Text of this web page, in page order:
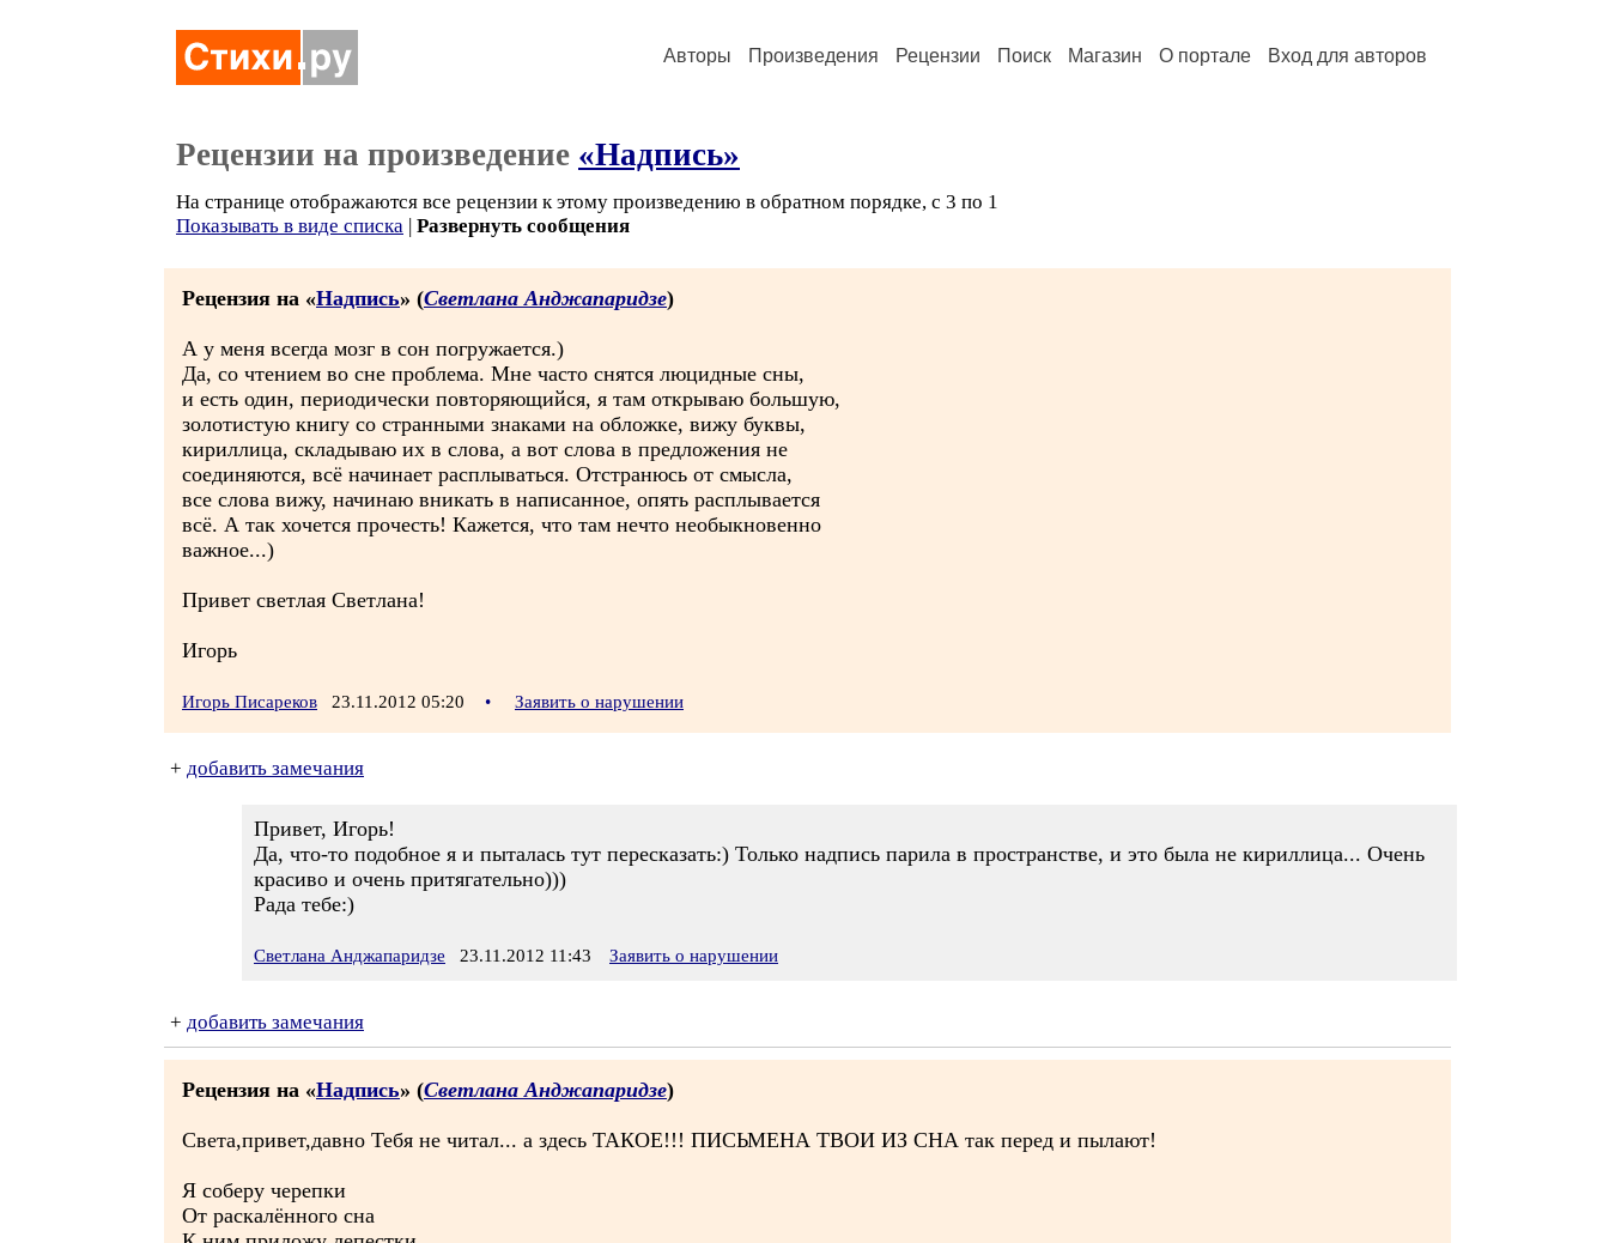
Авторы Произведения Рецензии Поиск Магазин О портале Вход для авторов
Рецензии на произведение «Надпись»
На странице отображаются все рецензии к этому произведению в обратном порядке, с 3 по 1
Показывать в виде списка | Развернуть сообщения
Рецензия на «Надпись» (Светлана Анджапаридзе)
А у меня всегда мозг в сон погружается.)
Да, со чтением во сне проблема. Мне часто снятся люцидные сны,
и есть один, периодически повторяющийся, я там открываю большую,
золотистую книгу со странными знаками на обложке, вижу буквы,
кириллица, складываю их в слова, а вот слова в предложения не
соединяются, всё начинает расплываться. Отстранюсь от смысла,
все слова вижу, начинаю вникать в написанное, опять расплывается
всё. А так хочется прочесть! Кажется, что там нечто необыкновенно
важное...)
Привет светлая Светлана!
Игорь
Игорь Писареков 23.11.2012 05:20 • Заявить о нарушении
+ добавить замечания
Привет, Игорь!
Да, что-то подобное я и пыталась тут пересказать:) Только надпись парила в пространстве, и это была не кириллица... Очень
красиво и очень притягательно)))
Рада тебе:)
Светлана Анджапаридзе 23.11.2012 11:43 Заявить о нарушении
+ добавить замечания
Рецензия на «Надпись» (Светлана Анджапаридзе)
Света,привет,давно Тебя не читал... а здесь ТАКОЕ!!! ПИСЬМЕНА ТВОИ ИЗ СНА так перед и пылают!
Я соберу черепки
От раскалённого сна